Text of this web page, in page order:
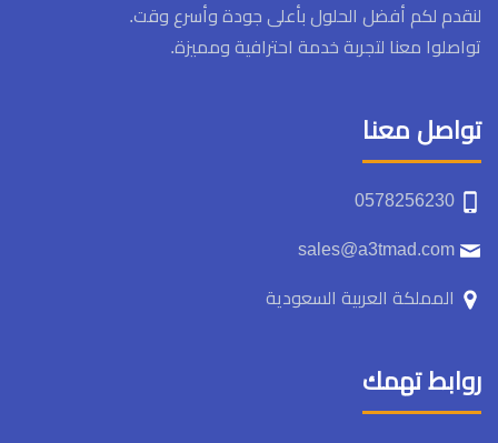
لنقدم لكم أفضل الحلول بأعلى جودة وأسرع وقت.
تواصلوا معنا لتجربة خدمة احترافية ومميزة.
تواصل معنا
المملكة العربية السعودية
روابط تهمك